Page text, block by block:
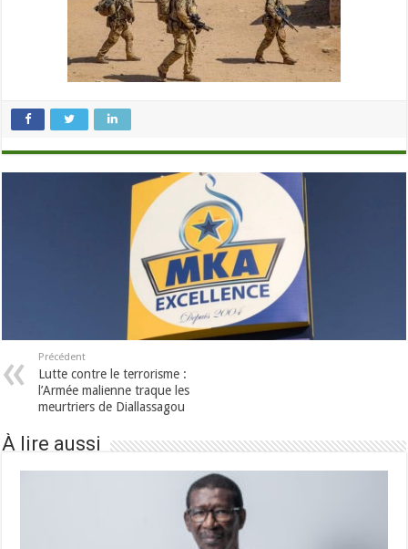
Précédent
Lutte contre le terrorisme :
l’Armée malienne traque les
meurtriers de Diallassagou
À lire aussi